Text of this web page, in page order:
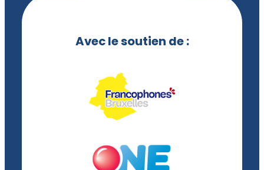
Avec le soutien de :